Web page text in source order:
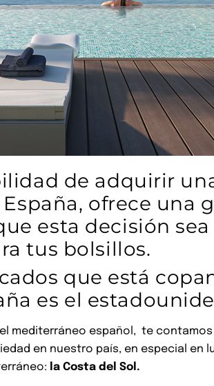
de adquirir
ofrece una
esta decisión
tus bolsillos.
que está
es el
mediterráneo español, te
en nuestro país, en especial en
la Costa del Sol.